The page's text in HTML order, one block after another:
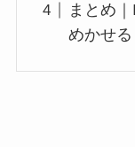
まとめ
めかせる